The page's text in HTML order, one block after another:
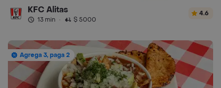
KFC Alitas
13 min · $ 5000
4.6
Agrega 3, paga 2